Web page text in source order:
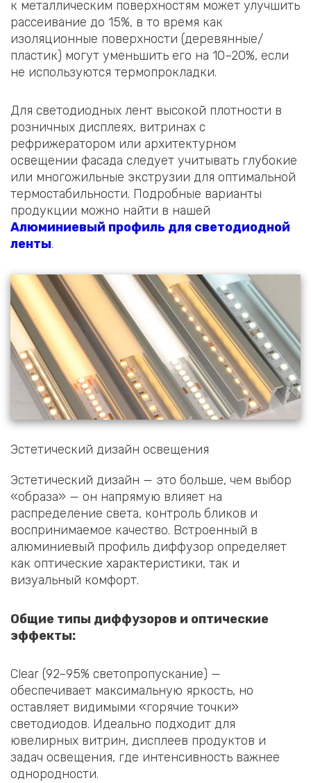
к металлическим поверхностям может улучшить
рассеивание до 15%, в то время как
изоляционные поверхности (деревянные/
пластик) могут уменьшить его на 10–20%, если
не используются термопрокладки.
Для светодиодных лент высокой плотности в
розничных дисплеях, витринах с
рефрижератором или архитектурном
освещении фасада следует учитывать глубокие
или многожильные экструзии для оптимальной
термостабильности. Подробные варианты
продукции можно найти в нашей
Алюминиевый профиль для светодиодной
ленты.
Эстетический дизайн освещения
Эстетический дизайн — это больше, чем выбор
«образа» — он напрямую влияет на
распределение света, контроль бликов и
воспринимаемое качество. Встроенный в
алюминиевый профиль диффузор определяет
как оптические характеристики, так и
визуальный комфорт.
Общие типы диффузоров и оптические
эффекты:
Clear (92–95% светопропускание) —
обеспечивает максимальную яркость, но
оставляет видимыми «горячие точки»
светодиодов. Идеально подходит для
ювелирных витрин, дисплеев продуктов и
задач освещения, где интенсивность важнее
однородности.